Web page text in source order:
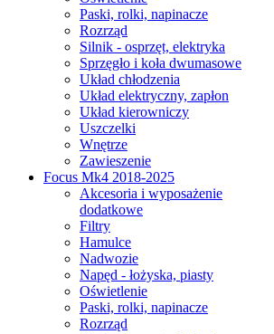
Paski, rolki, napinacze
Rozrząd
Silnik - osprzęt, elektryka
Sprzęgło i koła dwumasowe
Układ chłodzenia
Układ elektryczny, zapłon
Układ kierowniczy
Uszczelki
Wnętrze
Zawieszenie
Focus Mk4 2018-2025
Akcesoria i wyposażenie
dodatkowe
Filtry
Hamulce
Nadwozie
Napęd - łożyska, piasty
Oświetlenie
Paski, rolki, napinacze
Rozrząd